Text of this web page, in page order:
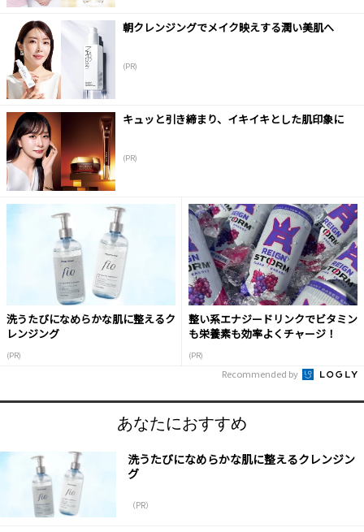
朝クレンジングでメイク映えする潤い美肌へ
(PR)
キュッと引き締まり、イキイキとした肌印象に
(PR)
洗うたびになめらかな肌に整えるク
レンジング
(PR)
整い系エナジードリンクでビタミン
も栄養素も効率よくチャージ！
(PR)
Recommended by
あなたにおすすめ
洗うたびになめらかな肌に整えるクレンジン
グ
（PR）